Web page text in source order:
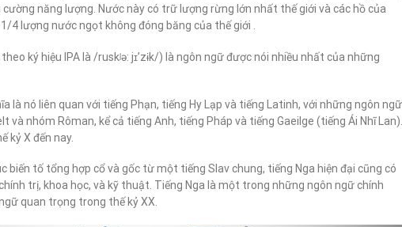
cường năng lượng. Nước này có trữ lượng rừng lớn nhất thế giới và các hồ của
4 lượng nước ngọt không đóng băng của thế giới .
ký hiệu IPA là /ruskʲə: jɪ’zɨk/) là ngôn ngữ được nói nhiều nhất của những
là nó liên quan với tiếng Phạn, tiếng Hy Lạp và tiếng Latinh, với những ngôn ngữ
và nhóm Rôman, kể cả tiếng Anh, tiếng Pháp và tiếng Gaeilge (tiếng Ái Nhĩ Lan).
kỷ X đến nay.
biến tố tổng hợp cổ và gốc từ một tiếng Slav chung, tiếng Nga hiện đại cũng có
trị, khoa học, và kỹ thuật. Tiếng Nga là một trong những ngôn ngữ chính
quan trọng trong thế kỷ XX.